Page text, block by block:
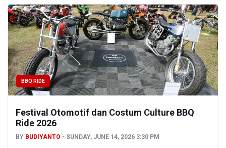
BBQ RIDE
Festival Otomotif dan Costum Culture BBQ
Ride 2026
BY BUDIYANTO SUNDAY, JUNE 14, 2026 3:30 PM